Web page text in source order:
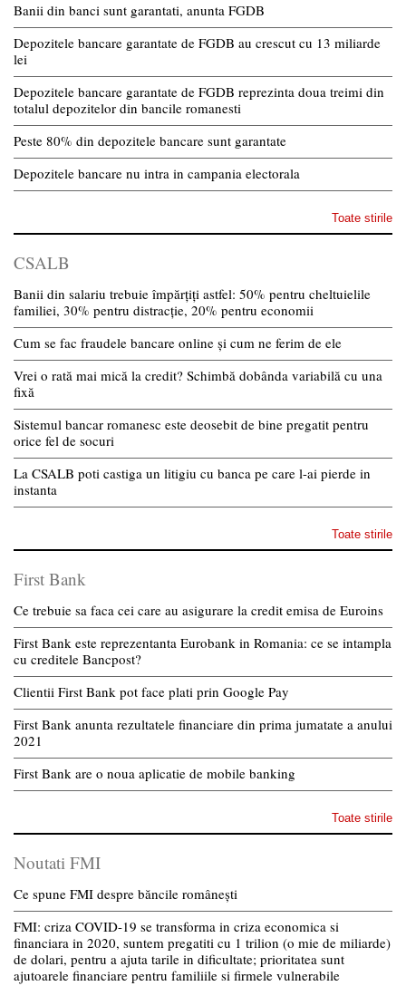
Banii din banci sunt garantati, anunta FGDB
Depozitele bancare garantate de FGDB au crescut cu 13 miliarde
lei
Depozitele bancare garantate de FGDB reprezinta doua treimi din
totalul depozitelor din bancile romanesti
Peste 80% din depozitele bancare sunt garantate
Depozitele bancare nu intra in campania electorala
Toate stirile
CSALB
Banii din salariu trebuie împărțiți astfel: 50% pentru cheltuielile
familiei, 30% pentru distracție, 20% pentru economii
Cum se fac fraudele bancare online și cum ne ferim de ele
Vrei o rată mai mică la credit? Schimbă dobânda variabilă cu una
fixă
Sistemul bancar romanesc este deosebit de bine pregatit pentru
orice fel de socuri
La CSALB poti castiga un litigiu cu banca pe care l-ai pierde in
instanta
Toate stirile
First Bank
Ce trebuie sa faca cei care au asigurare la credit emisa de Euroins
First Bank este reprezentanta Eurobank in Romania: ce se intampla
cu creditele Bancpost?
Clientii First Bank pot face plati prin Google Pay
First Bank anunta rezultatele financiare din prima jumatate a anului
2021
First Bank are o noua aplicatie de mobile banking
Toate stirile
Noutati FMI
Ce spune FMI despre băncile românești
FMI: criza COVID-19 se transforma in criza economica si
financiara in 2020, suntem pregatiti cu 1 trilion (o mie de miliarde)
de dolari, pentru a ajuta tarile in dificultate; prioritatea sunt
ajutoarele financiare pentru familiile si firmele vulnerabile